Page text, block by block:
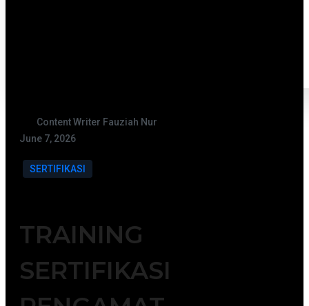
Content Writer Fauziah Nur
June 7, 2026
SERTIFIKASI
TRAINING
SERTIFIKASI